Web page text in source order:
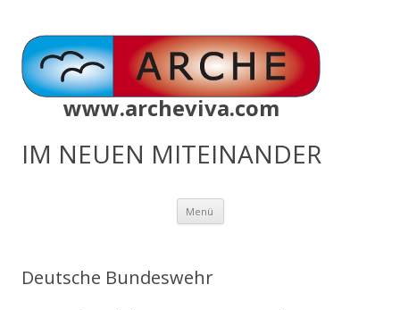
www.archeviva.com
IM NEUEN MITEINANDER
Menü Zum
springen
Deutsche Bundeswehr